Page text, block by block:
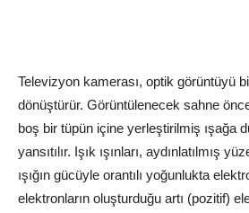
Televizyon kamerası, optik görüntüyü
dönüştürür. Görüntülenecek sahne
boş bir tüpün içine yerleştirilmiş ışağa
yansıtılır. Işık ışınları, aydınlatılmış
ışığın gücüyle orantılı yoğunlukta
elektronların oluşturduğu artı (pozitif)